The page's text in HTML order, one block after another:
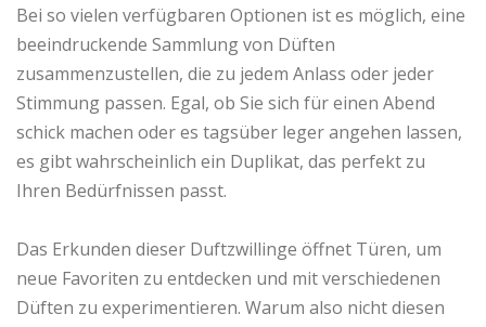
Bei so vielen verfügbaren Optionen ist es möglich, eine
beeindruckende Sammlung von Düften
zusammenzustellen, die zu jedem Anlass oder jeder
Stimmung passen. Egal, ob Sie sich für einen Abend
schick machen oder es tagsüber leger angehen lassen,
es gibt wahrscheinlich ein Duplikat, das perfekt zu
Ihren Bedürfnissen passt.
Das Erkunden dieser Duftzwillinge öffnet Türen, um
neue Favoriten zu entdecken und mit verschiedenen
Düften zu experimentieren. Warum also nicht diesen